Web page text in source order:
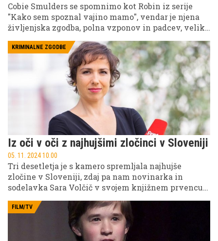
Cobie Smulders se spomnimo kot Robin iz serije
"Kako sem spoznal vajino mamo", vendar je njena
življenjska zgodba, polna vzponov in padcev, veliko
KRIMINALNE ZGODBE
Iz oči v oči z najhujšimi zločinci v Sloveniji
05. 11. 2024 10.00
Tri desetletja je s kamero spremljala najhujše
zločine v Sloveniji, zdaj pa nam novinarka in
sodelavka Sara Volčič v svojem knjižnem prvencu
Skozi pronicljivo pero nas popelje v svet ljudi, ki so
zagrešili okrutna kazniva dejanja, a nam pri tem ne
ponuja enostavnih sodb. V intervjuju nam razkrije,
FILM/TV